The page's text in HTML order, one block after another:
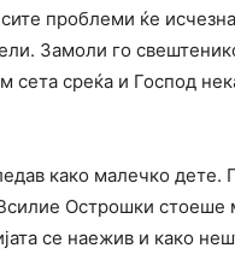
проблеми ќе
Замоли го
сета среќа и Господ
како малечко дете.
Острошки стоеше
се наежив и како